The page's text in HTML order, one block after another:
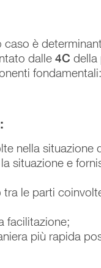
è
dalle 4C della
fondamentali:
nella situazione
situazione e
le parti
facilitazione;
più rapida